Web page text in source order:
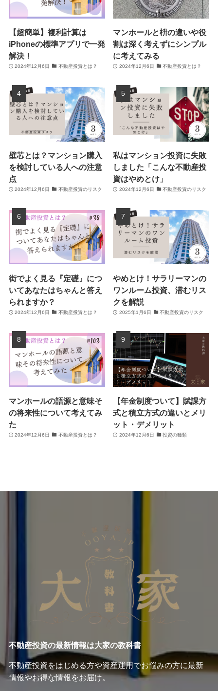
【超簡単】複利計算は
iPhoneの標準アプリで一発
解決！
2024年12月6日 不動産投資とは？
マンホールと枡の違いや役
割は深く考えずにシンプル
に考えてみる
2024年12月6日 不動産投資とは？
壁芯とは？マンション購入
を検討している人への注意
点
2024年12月6日 不動産投資のリスク
私はマンション投資に失敗
しました「こんな不動産投
資はやめとけ」
2024年12月6日 不動産投資のリスク
街でよく見る『定礎』につ
いてあなたはちゃんと答え
られますか？
2024年12月6日 不動産投資とは？
やめとけ！サラリーマンの
ワンルーム投資、潜むリス
クを解説
2025年1月6日 不動産投資のリスク
マンホールの語源と意味そ
の将来性について考えてみ
た
2024年12月6日 不動産投資とは？
【年金制度ついて】賦課方
式と積立方式の違いとメリ
ット・デメリット
2024年12月6日 投資の種類
不動産投資の最新情報は大家の教科書
不動産投資をはじめる方や資産運用でお悩みの方に最新
情報やお得な情報をお届け。